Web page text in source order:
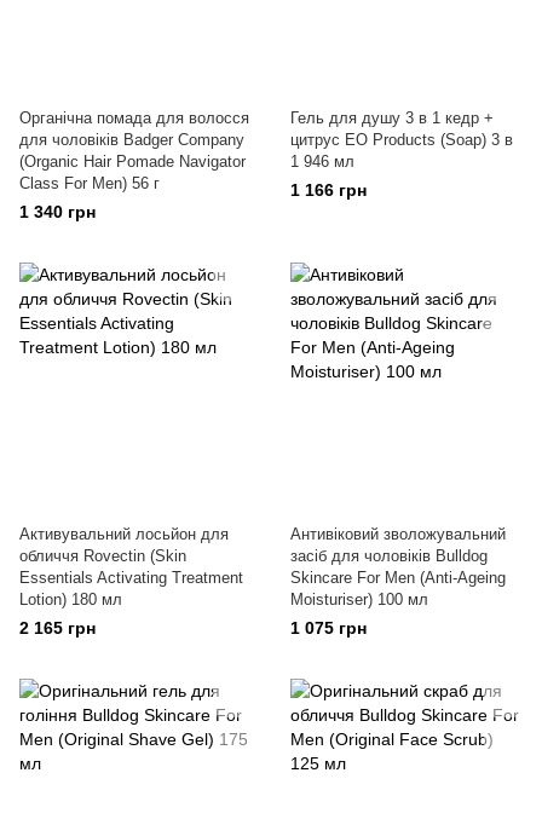
Органічна помада для волосся
для чоловіків Badger Company
(Organic Hair Pomade Navigator
Class For Men) 56 г
1 340 грн
Гель для душу 3 в 1 кедр +
цитрус EO Products (Soap) 3 в
1 946 мл
1 166 грн
Активувальний лосьйон для
обличчя Rovectin (Skin
Essentials Activating Treatment
Lotion) 180 мл
2 165 грн
Антивіковий зволожувальний
засіб для чоловіків Bulldog
Skincare For Men (Anti-Ageing
Moisturiser) 100 мл
1 075 грн